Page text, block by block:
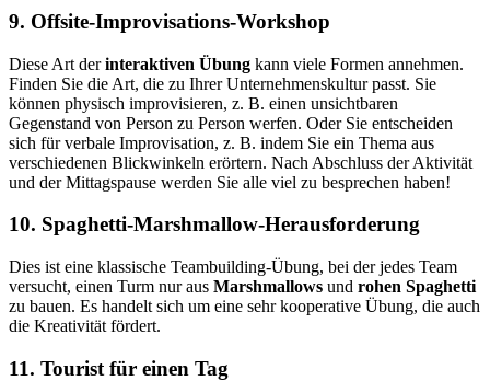
9. Offsite-Improvisations-Workshop
Diese Art derinteraktiven Übung kann viele Formen annehmen.
Finden Sie die Art, die zu Ihrer Unternehmenskultur passt. Sie
können physisch improvisieren, z. B. einen unsichtbaren
Gegenstand von Person zu Person werfen. Oder Sie entscheiden
sich für verbale Improvisation, z. B. indem Sie ein Thema aus
verschiedenen Blickwinkeln erörtern. Nach Abschluss der Aktivität
und der Mittagspause werden Sie alle viel zu besprechen haben!
10. Spaghetti-Marshmallow-Herausforderung
Dies ist eine klassische Teambuilding-Übung, bei der jedes Team
versucht, einen Turm nur aus Marshmallows und rohen Spaghetti
zu bauen. Es handelt sich um eine sehr kooperative Übung, die auch
die Kreativität fördert.
11. Tourist für einen Tag